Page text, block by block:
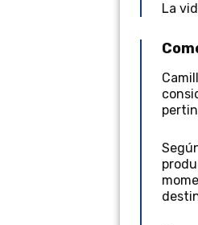
La